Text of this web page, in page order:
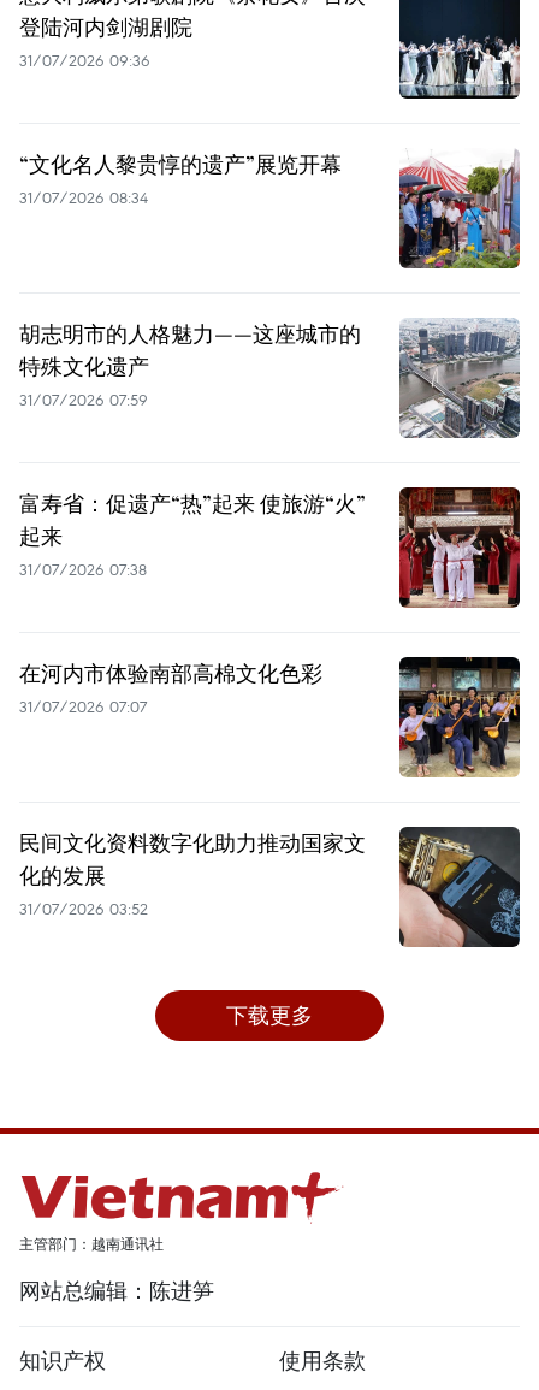
登陆河内剑湖剧院
31/07/2026 09:36
“文化名人黎贵惇的遗产”展览开幕
31/07/2026 08:34
胡志明市的人格魅力——这座城市的
特殊文化遗产
31/07/2026 07:59
富寿省：促遗产“热”起来 使旅游“火”
起来
31/07/2026 07:38
在河内市体验南部高棉文化色彩
31/07/2026 07:07
民间文化资料数字化助力推动国家文
化的发展
31/07/2026 03:52
下载更多
主管部门：越南通讯社
网站总编辑：陈进笋
知识产权 使用条款